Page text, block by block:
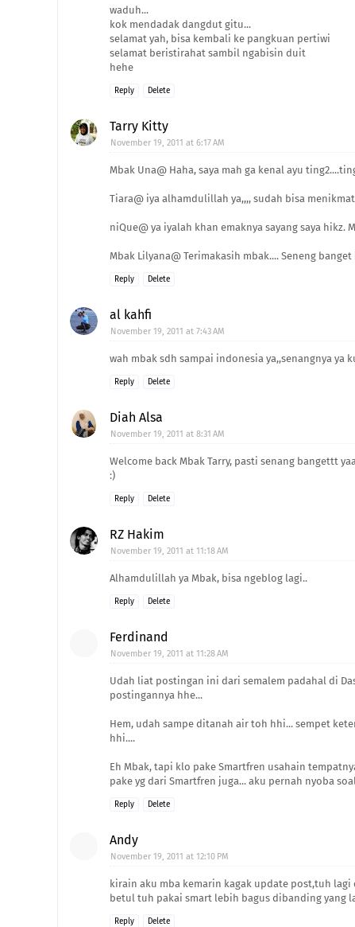
waduh...
kok mendadak dangdut gitu...
selamat yah, bisa kembali ke pangkuan pertiwi
selamat beristirahat sambil ngabisin duit
hehe
Reply Delete
Tarry Kitty
November 19, 2011 at 6:17 AM
Mbak Una@ Haha, saya mah ga kenal ayu
Tiara@ iya alhamdulillah ya,,,, sudah bisa
niQue@ ya iyalah khan emaknya sayang saya
Mbak Lilyana@ Terimakasih mbak.... Seneng banget
Reply Delete
al kahfi
November 19, 2011 at 7:43 AM
wah mbak sdh sampai indonesia ya,,senangnya ya
Reply Delete
Diah Alsa
November 19, 2011 at 8:31 AM
Welcome back Mbak Tarry, pasti senang bangettt
:)
Reply Delete
RZ Hakim
November 19, 2011 at 11:18 AM
Alhamdulillah ya Mbak, bisa ngeblog lagi..
Reply Delete
Ferdinand
November 19, 2011 at 11:28 AM
Udah liat postingan ini dari semalem padahal di
postingannya hhe...
Hem, udah sampe ditanah air toh hhi... sempet
hhi....
Eh Mbak, tapi klo pake Smartfren usahain
pake yg dari Smartfren juga... aku pernah nyoba
Reply Delete
Andy
November 19, 2011 at 12:10 PM
kirain aku mba kemarin kagak update post,tuh
betul tuh pakai smart lebih bagus dibanding yang
Reply Delete